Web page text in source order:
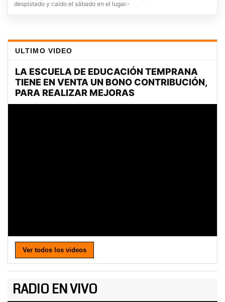
despistado y caído el sábado en el lugar.-
ULTIMO VIDEO
Ver todos los videos
RADIO EN VIVO